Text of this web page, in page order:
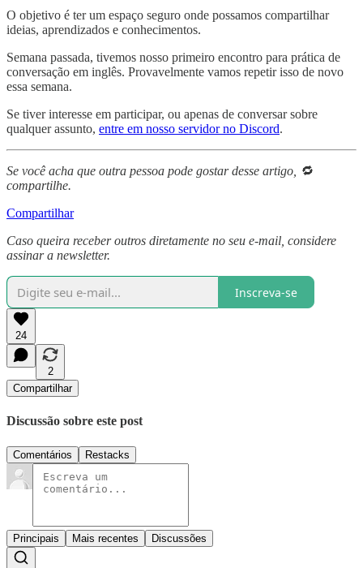
O objetivo é ter um espaço seguro onde possamos compartilhar
ideias, aprendizados e conhecimentos.
Semana passada, tivemos nosso primeiro encontro para prática de
conversação em inglês. Provavelmente vamos repetir isso de novo
essa semana.
Se tiver interesse em participar, ou apenas de conversar sobre
qualquer assunto, entre em nosso servidor no Discord.
Se você acha que outra pessoa pode gostar desse artigo, 🔁
compartilhe.
Compartilhar
Caso queira receber outros diretamente no seu e-mail, considere
assinar a newsletter.
Inscreva-se
24
2
Compartilhar
Discussão sobre este post
Comentários Restacks
Principais Mais recentes Discussões